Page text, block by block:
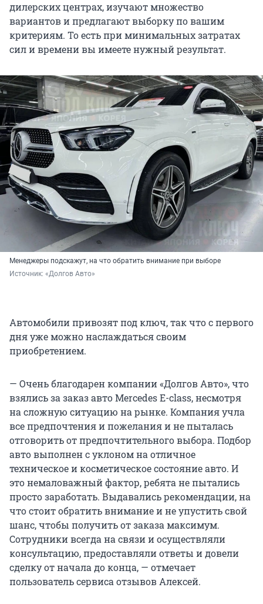
дилерских центрах, изучают множество
вариантов и предлагают выборку по вашим
критериям. То есть при минимальных затратах
сил и времени вы имеете нужный результат.
Менеджеры подскажут, на что обратить внимание при выборе
Источник: «Долгов Авто»
Автомобили привозят под ключ, так что с первого
дня уже можно наслаждаться своим
приобретением.
— Очень благодарен компании «Долгов Авто», что
взялись за заказ авто Mercedes Е-class, несмотря
на сложную ситуацию на рынке. Компания учла
все предпочтения и пожелания и не пыталась
отговорить от предпочтительного выбора. Подбор
авто выполнен с уклоном на отличное
техническое и косметическое состояние авто. И
это немаловажный фактор, ребята не пытались
просто заработать. Выдавались рекомендации, на
что стоит обратить внимание и не упустить свой
шанс, чтобы получить от заказа максимум.
Сотрудники всегда на связи и осуществляли
консультацию, предоставляли ответы и довели
сделку от начала до конца, — отмечает
пользователь сервиса отзывов Алексей.